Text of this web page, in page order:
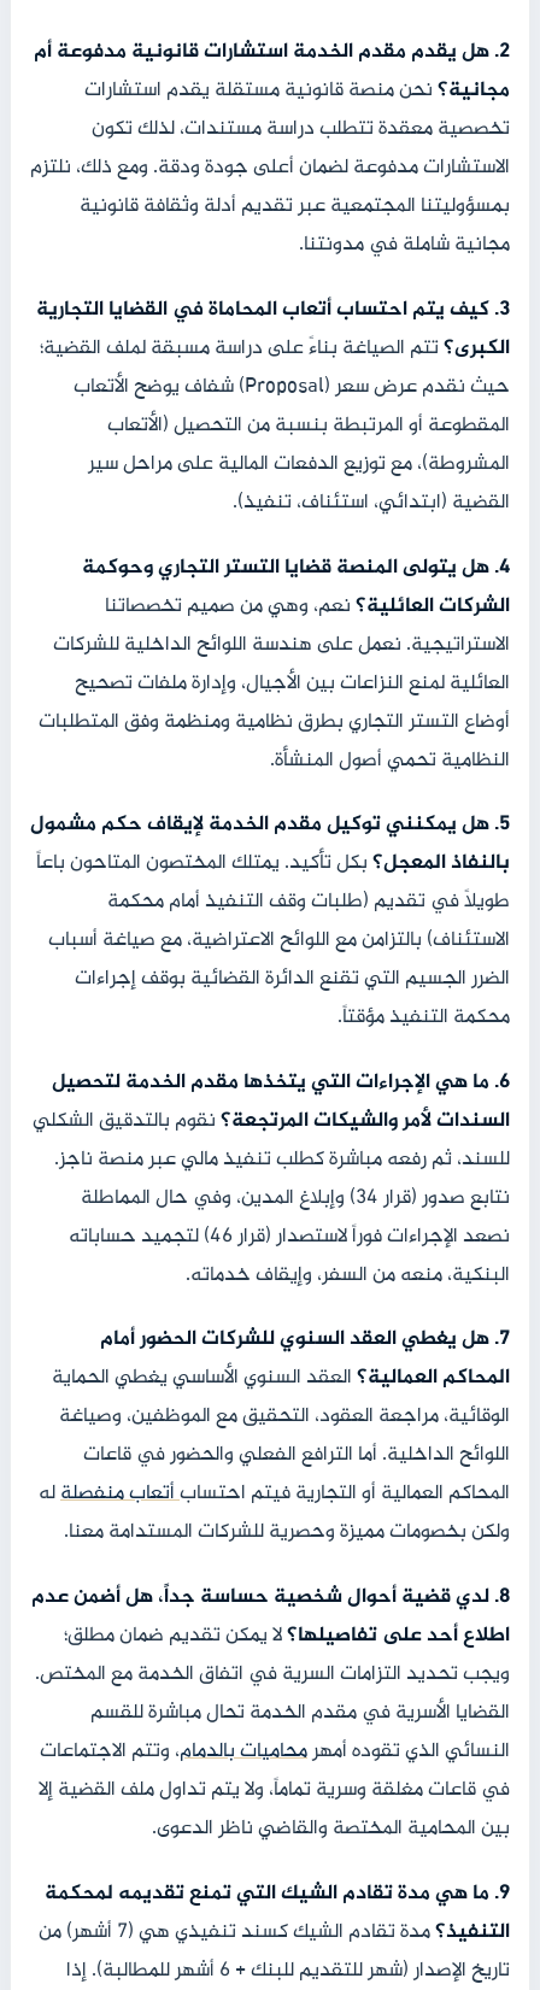
2. هل يقدم مقدم الخدمة استشارات قانونية مدفوعة أم
مجانية؟نحن منصة قانونية مستقلة يقدم استشارات
تخصصية معقدة تتطلب دراسة مستندات، لذلك تكون
الاستشارات مدفوعة لضمان أعلى جودة ودقة. ومع ذلك، نلتزم
بمسؤوليتنا المجتمعية عبر تقديم أدلة وثقافة قانونية
مجانية شاملة في مدونتنا.
3. كيف يتم احتساب أتعاب المحاماة في القضايا التجارية
الكبرى؟تتم الصياغة بناءً على دراسة مسبقة لملف القضية؛
حيث نقدم عرض سعر (Proposal) شفاف يوضح الأتعاب
المقطوعة أو المرتبطة بنسبة من التحصيل (الأتعاب
المشروطة)، مع توزيع الدفعات المالية على مراحل سير
القضية (ابتدائي، استئناف، تنفيذ).
4. هل يتولى المنصة قضايا التستر التجاري وحوكمة
الشركات العائلية؟نعم، وهي من صميم تخصصاتنا
الاستراتيجية. نعمل على هندسة اللوائح الداخلية للشركات
العائلية لمنع النزاعات بين الأجيال، وإدارة ملفات تصحيح
أوضاع التستر التجاري بطرق نظامية ومنظمة وفق المتطلبات
النظامية تحمي أصول المنشأة.
5. هل يمكنني توكيل مقدم الخدمة لإيقاف حكم مشمول
بالنفاذ المعجل؟بكل تأكيد. يمتلك المختصون المتاحون باعاً
طويلاً في تقديم (طلبات وقف التنفيذ أمام محكمة
الاستئناف) بالتزامن مع اللوائح الاعتراضية، مع صياغة أسباب
الضرر الجسيم التي تقنع الدائرة القضائية بوقف إجراءات
محكمة التنفيذ مؤقتاً.
6. ما هي الإجراءات التي يتخذها مقدم الخدمة لتحصيل
السندات لأمر والشيكات المرتجعة؟نقوم بالتدقيق الشكلي
للسند، ثم رفعه مباشرة كطلب تنفيذ مالي عبر منصة ناجز.
نتابع صدور (قرار 34) وإبلاغ المدين، وفي حال المماطلة
نصعد الإجراءات فوراً لاستصدار (قرار 46) لتجميد حساباته
البنكية، منعه من السفر، وإيقاف خدماته.
7. هل يغطي العقد السنوي للشركات الحضور أمام
المحاكم العمالية؟العقد السنوي الأساسي يغطي الحماية
الوقائية، مراجعة العقود، التحقيق مع الموظفين، وصياغة
اللوائح الداخلية. أما الترافع الفعلي والحضور في قاعات
المحاكم العمالية أو التجارية فيتم احتسابأتعاب منفصلةله
ولكن بخصومات مميزة وحصرية للشركات المستدامة معنا.
8. لدي قضية أحوال شخصية حساسة جداً، هل أضمن عدم
اطلاع أحد على تفاصيلها؟لا يمكن تقديم ضمان مطلق؛
ويجب تحديد التزامات السرية في اتفاق الخدمة مع المختص.
القضايا الأسرية في مقدم الخدمة تحال مباشرة للقسم
النسائي الذي تقوده أمهرمحاميات بالدمام، وتتم الاجتماعات
في قاعات مغلقة وسرية تماماً، ولا يتم تداول ملف القضية إلا
بين المحامية المختصة والقاضي ناظر الدعوى.
9. ما هي مدة تقادم الشيك التي تمنع تقديمه لمحكمة
التنفيذ؟
مدة تقادم الشيك كسند تنفيذي هي (7 أشهر) من
تاريخ الإصدار (شهر للتقديم للبنك + 6 أشهر للمطالبة). إذا